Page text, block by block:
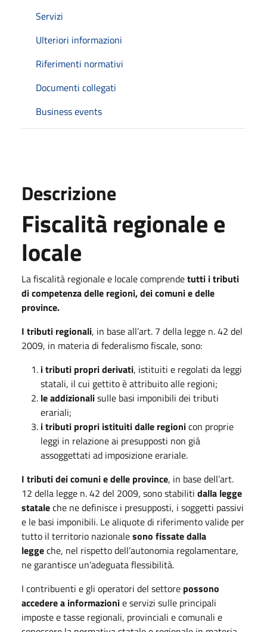
Servizi
Ulteriori informazioni
Riferimenti normativi
Documenti collegati
Business events
Descrizione
Fiscalità regionale e
locale
La fiscalità regionale e locale comprendetutti i tributi
di competenza delle regioni, dei comuni e delle
province.
I tributi regionali, in base all’art. 7 della legge n. 42 del
2009, in materia di federalismo fiscale, sono:
i tributi propri derivati, istituiti e regolati da leggi
statali, il cui gettito è attribuito alle regioni;
le addizionalisulle basi imponibili dei tributi
erariali;
i tributi propri istituiti dalle regionicon proprie
leggi in relazione ai presupposti non già
assoggettati ad imposizione erariale.
I tributi dei comuni e delle province, in base dell’art.
12 della legge n. 42 del 2009, sono stabiliti dalla legge
stataleche ne definisce i presupposti, i soggetti passivi
e le basi imponibili. Le aliquote di riferimento valide per
tutto il territorio nazionalesono fissate dalla
leggeche, nel rispetto dell’autonomia regolamentare,
ne garantisce un’adeguata flessibilità.
I contribuenti e gli operatori del settore possono
accedere a informazionie servizi sulle principali
imposte e tasse regionali, provinciali e comunali e